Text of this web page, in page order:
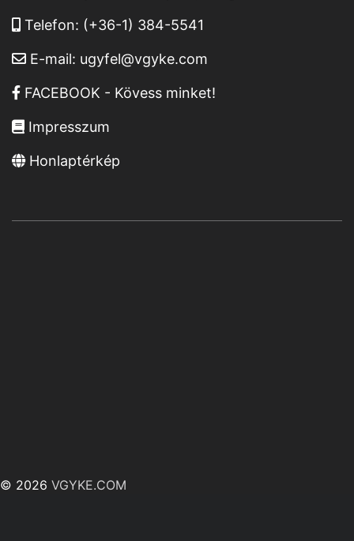
Telefon: (+36-1) 384-5541
E-mail: ugyfel@vgyke.com
FACEBOOK - Kövess minket!
Impresszum
Honlaptérkép
© 2026 VGYKE.COM